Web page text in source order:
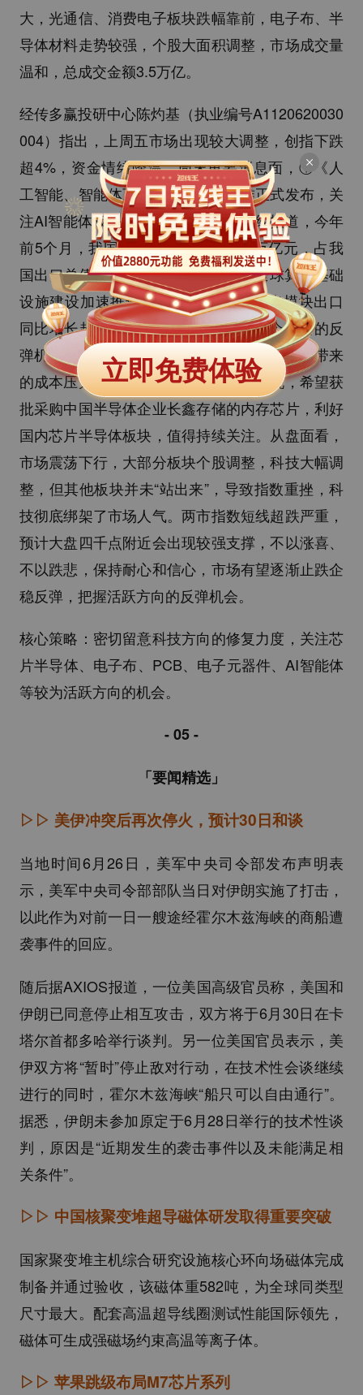
大，光通信、消费电子板块跌幅靠前，电子布、半
导体材料走势较强，个股大面积调整，市场成交量
温和，总成交金额3.5万亿。
经传多赢投研中心陈灼基（执业编号A1120620030
004）指出，上周五市场出现较大调整，创指下跌
超4%，资金情绪降温，周末重要消息面，①《人
工智能、智能体互联》系列国家标准正式发布，关
注AI智能体板块的机会；②据央视财经报道，今年
前5个月，我国机电产品出口额7.58万亿元，占我
国出口总值的比重达到63.6%，随着全球算力基础
设施建设加速推进，有企业800G以上光模块出口
同比增长超过100倍，留意光通信止跌企稳后的反
弹机会；③据外媒报道，为缓解内存芯片涨价带来
的成本压力，苹果公司正向美国政府游说，希望获
批采购中国半导体企业长鑫存储的内存芯片，利好
国内芯片半导体板块，值得持续关注。从盘面看，
市场震荡下行，大部分板块个股调整，科技大幅调
整，但其他板块并未“站出来”，导致指数重挫，科
技彻底绑架了市场人气。两市指数短线超跌严重，
预计大盘四千点附近会出现较强支撑，不以涨喜、
不以跌悲，保持耐心和信心，市场有望逐渐止跌企
稳反弹，把握活跃方向的反弹机会。
核心策略：密切留意科技方向的修复力度，关注芯
片半导体、电子布、PCB、电子元器件、AI智能体
等较为活跃方向的机会。
- 05-
「要闻精选」
▷▷ 美伊冲突后再次停火，预计30日和谈
当地时间6月26日，美军中央司令部发布声明表
示，美军中央司令部部队当日对伊朗实施了打击，
以此作为对前一日一艘途经霍尔木兹海峡的商船遭
袭事件的回应。
随后据AXIOS报道，一位美国高级官员称，美国和
伊朗已同意停止相互攻击，双方将于6月30日在卡
塔尔首都多哈举行谈判。另一位美国官员表示，美
伊双方将“暂时”停止敌对行动，在技术性会谈继续
进行的同时，霍尔木兹海峡“船只可以自由通行”。
据悉，伊朗未参加原定于6月28日举行的技术性谈
判，原因是“近期发生的袭击事件以及未能满足相
关条件”。
▷▷ 中国核聚变堆超导磁体研发取得重要突破
国家聚变堆主机综合研究设施核心环向场磁体完成
制备并通过验收，该磁体重582吨，为全球同类型
尺寸最大。配套高温超导线圈测试性能国际领先，
磁体可生成强磁场约束高温等离子体。
▷▷ 苹果跳级布局M7芯片系列
立即免费体验